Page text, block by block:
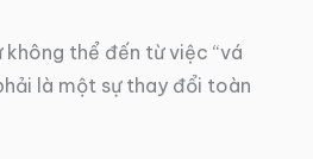
không thể đến từ việc “vá
là một sự thay đổi toàn